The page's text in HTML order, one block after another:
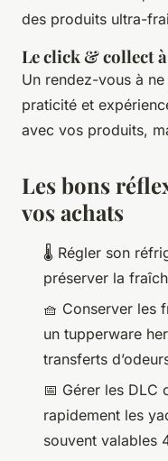
des produits ultra-
Le click & collect
Un rendez-vous à
praticité et
avec vos produits,
Les bons
vos achats
🌡️ Régler son
préserver la
🧺 Conserver les
un tupperware
transferts
📅 Gérer les DLC
rapidement les
souvent valables